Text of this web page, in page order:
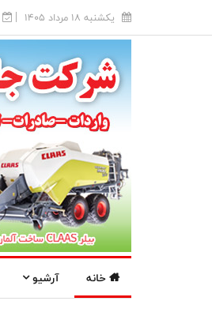
يکشنبه 18 مرداد 1405
خانه آرشیو